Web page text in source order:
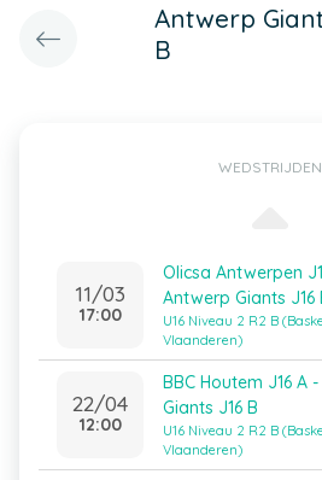
Antwerp
B
WEDSTRIJDEN
11/03
17:00
Olicsa Antwerpen
Antwerp Giants J16
U16 Niveau 2 R2 B
Vlaanderen)
22/04
12:00
BBC Houtem J16 A
Giants J16 B
U16 Niveau 2 R2 B
Vlaanderen)